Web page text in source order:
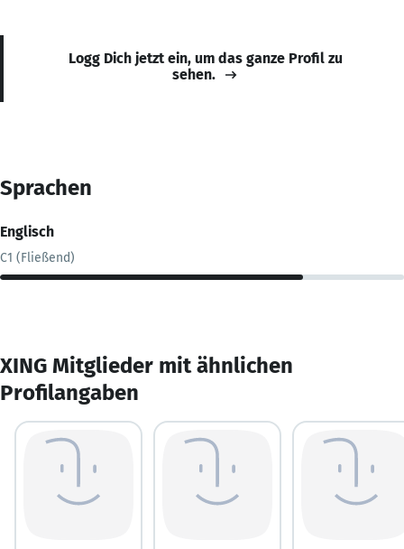
Logg Dich jetzt ein, um das ganze Profil zu
sehen.
Sprachen
Englisch
C1 (Fließend)
XING Mitglieder mit ähnlichen
Profilangaben